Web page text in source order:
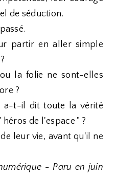
de séduction.
partir en aller simple
la folie ne sont-elles
?
a-t-il dit toute la vérité
de l'espace " ?
leur vie, avant qu'il ne
- Paru en juin